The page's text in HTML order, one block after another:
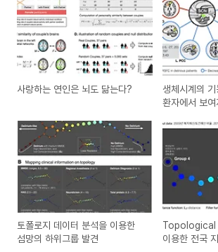
사랑하는 연인은 뇌도 닮는다?
생체시계의
환자에서 보
토폴로지 데이터 분석을 이용한
섬망의 하위그룹 발견
Topological
이용한 전국